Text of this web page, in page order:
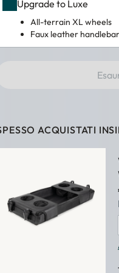
Upgrade to Luxe
All-terrain XL wheels
Faux leather handlebar
ACQUISTATI